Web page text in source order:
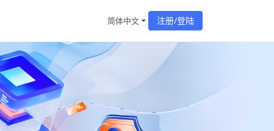
简体中文 注册/登陆